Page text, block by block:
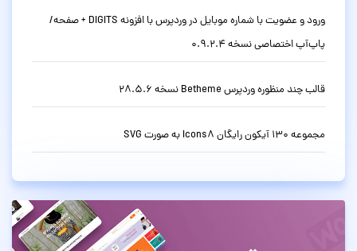
ورود و عضویت با شماره موبایل در وردپرس با افزونه DIGITS + صفحه/
پاپ‌آپ اختصاصی نسخه 0.9.2.4
قالب چند منظوره وردپرس Betheme نسخه 28.5.6
مجموعه 130 آیکون رایگان Icons8 به صورت SVG